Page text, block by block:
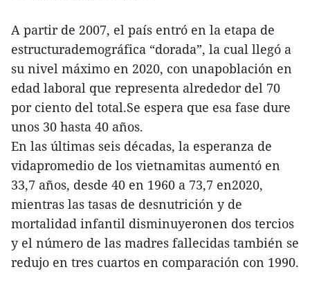
A partir de 2007, el país entró en la etapa de
estructurademográfica “dorada”, la cual llegó a
su nivel máximo en 2020, con unapoblación en
edad laboral que representa alrededor del 70
por ciento del total.Se espera que esa fase dure
unos 30 hasta 40 años.
En las últimas seis décadas, la esperanza de
vidapromedio de los vietnamitas aumentó en
33,7 años, desde 40 en 1960 a 73,7 en2020,
mientras las tasas de desnutrición y de
mortalidad infantil disminuyeronen dos tercios
y el número de las madres fallecidas también se
redujo en tres cuartos en comparación con 1990.